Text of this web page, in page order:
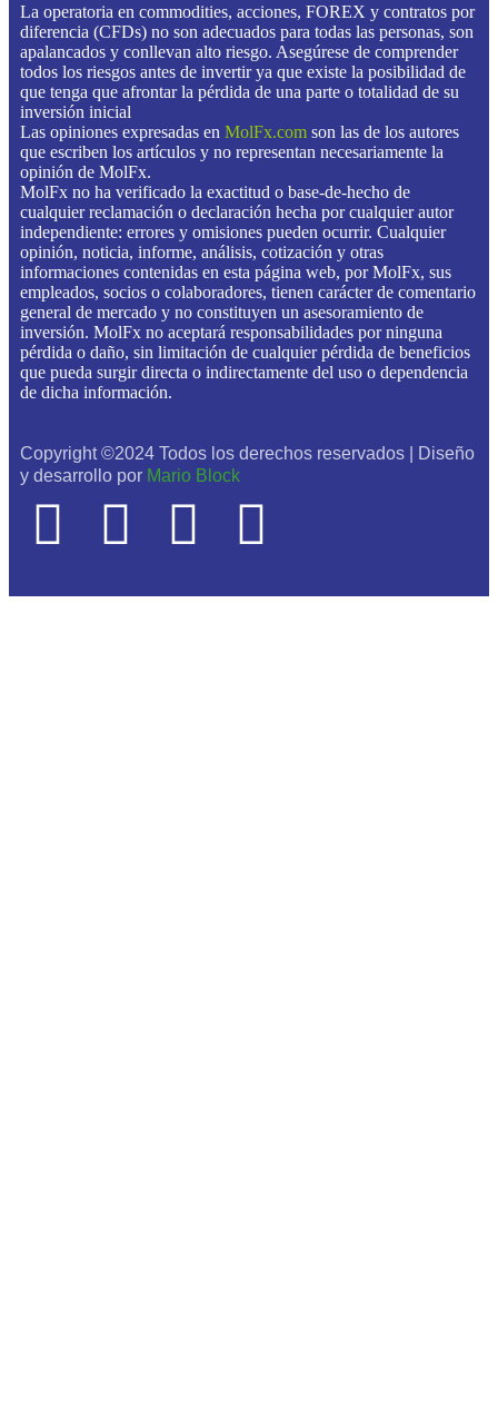
La operatoria en commodities, acciones, FOREX y contratos por
diferencia (CFDs) no son adecuados para todas las personas, son
apalancados y conllevan alto riesgo. Asegúrese de comprender
todos los riesgos antes de invertir ya que existe la posibilidad de
que tenga que afrontar la pérdida de una parte o totalidad de su
inversión inicial
Las opiniones expresadas en MolFx.com son las de los autores
que escriben los artículos y no representan necesariamente la
opinión de MolFx.
MolFx no ha verificado la exactitud o base-de-hecho de
cualquier reclamación o declaración hecha por cualquier autor
independiente: errores y omisiones pueden ocurrir. Cualquier
opinión, noticia, informe, análisis, cotización y otras
informaciones contenidas en esta página web, por MolFx, sus
empleados, socios o colaboradores, tienen carácter de comentario
general de mercado y no constituyen un asesoramiento de
inversión. MolFx no aceptará responsabilidades por ninguna
pérdida o daño, sin limitación de cualquier pérdida de beneficios
que pueda surgir directa o indirectamente del uso o dependencia
de dicha información.
Copyright ©2024 Todos los derechos reservados | Diseño
y desarrollo por Mario Block